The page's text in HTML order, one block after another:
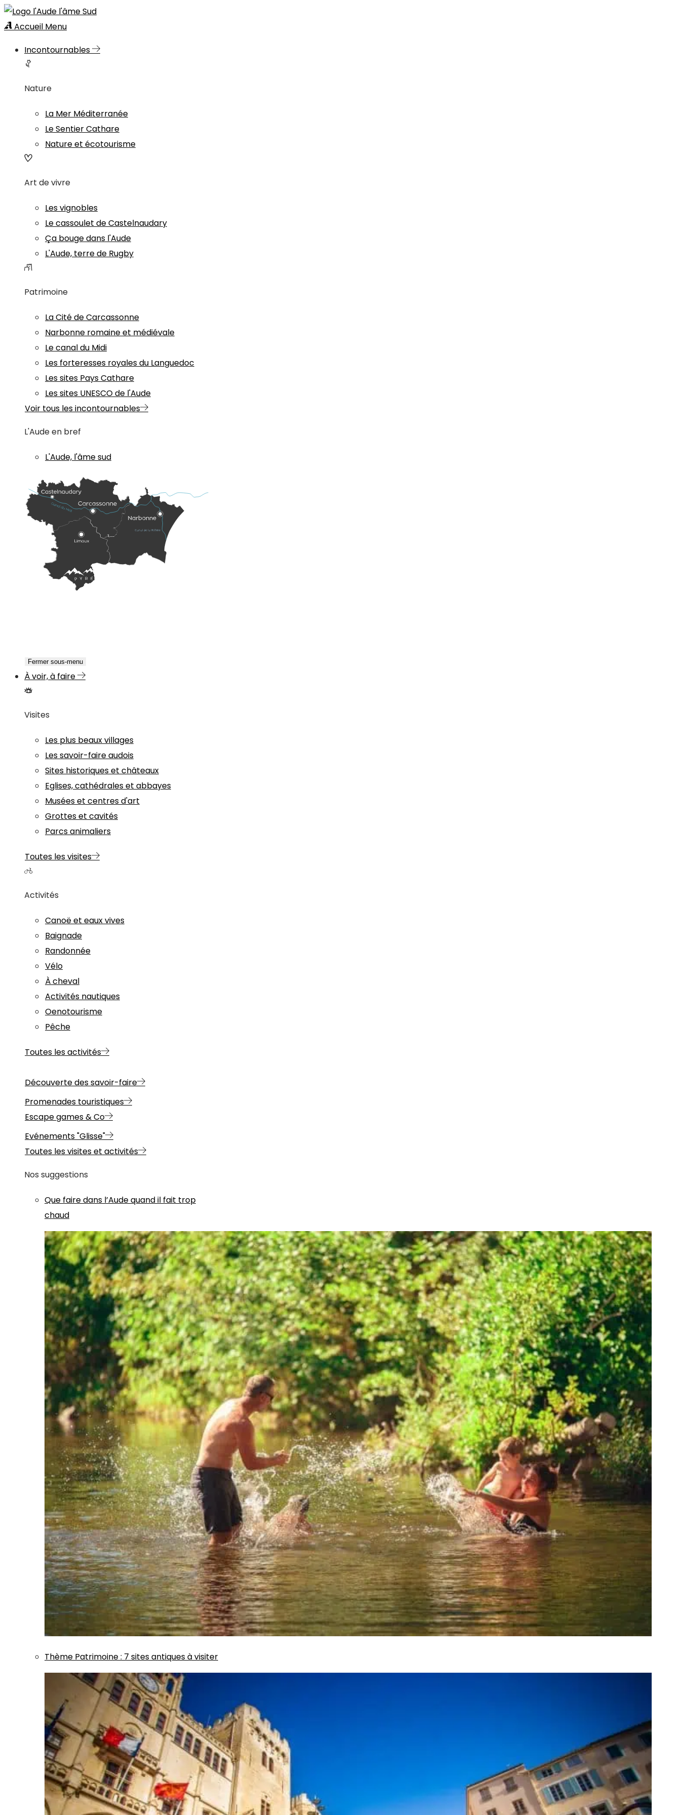
Accueil Menu
Incontournables
Nature
La Mer Méditerranée
Le Sentier Cathare
Nature et écotourisme
Art de vivre
Les vignobles
Le cassoulet de Castelnaudary
Ça bouge dans l'Aude
L'Aude, terre de Rugby
Patrimoine
La Cité de Carcassonne
Narbonne romaine et médiévale
Le canal du Midi
Les forteresses royales du Languedoc
Les sites Pays Cathare
Les sites UNESCO de l'Aude
Voir tous les incontournables
L'Aude en bref
L'Aude, l'âme sud
Fermer sous-menu
À voir, à faire
Visites
Les plus beaux villages
Les savoir-faire audois
Sites historiques et châteaux
Eglises, cathédrales et abbayes
Musées et centres d'art
Grottes et cavités
Parcs animaliers
Toutes les visites
Activités
Canoë et eaux vives
Baignade
Randonnée
Vélo
À cheval
Activités nautiques
Oenotourisme
Pêche
Toutes les activités
Découverte des savoir-faire
Promenades touristiques
Escape games & Co
Evénements "Glisse"
Toutes les visites et activités
Nos suggestions
Que faire dans l’Aude quand il fait trop
chaud
Thème Patrimoine: 7 sites antiques à visiter